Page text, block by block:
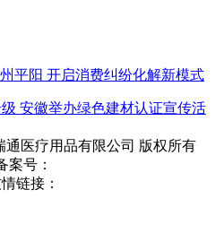
平阳 开启消费纠纷化解新模式
安徽举办绿色建材认证宣传活
通医疗用品有限公司 版权所有
案号：
链接：